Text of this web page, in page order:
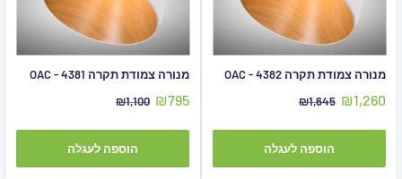
מנורה צמודת תקרה OAC - 4382
מחיר
₪1,260 מחיר
₪1,645
הוספה לעגלה
מנורה צמודת תקרה OAC - 4381
מחיר
₪795 מחיר
₪1,100
הוספה לעגלה